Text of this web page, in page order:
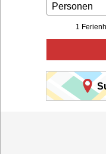
Personen
1